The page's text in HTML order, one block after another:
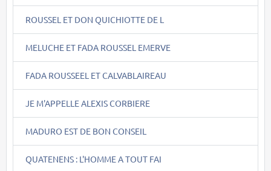
ROUSSEL ET DON QUICHIOTTE DE L
MELUCHE ET FADA ROUSSEL EMERVE
FADA ROUSSEEL ET CALVABLAIREAU
JE M'APPELLE ALEXIS CORBIERE
MADURO EST DE BON CONSEIL
QUATENENS : L'HOMME A TOUT FAI